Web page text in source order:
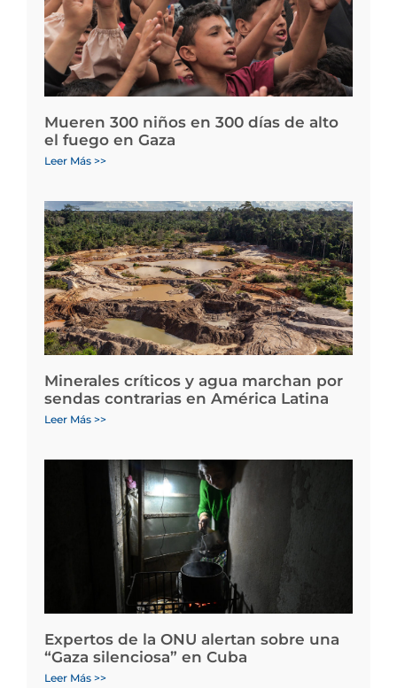
Mueren 300 niños en 300 días de alto
el fuego en Gaza
Leer Más >>
Minerales críticos y agua marchan por
sendas contrarias en América Latina
Leer Más >>
Expertos de la ONU alertan sobre una
“Gaza silenciosa” en Cuba
Leer Más >>